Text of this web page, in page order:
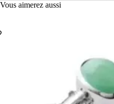
Vous aimerez aussi